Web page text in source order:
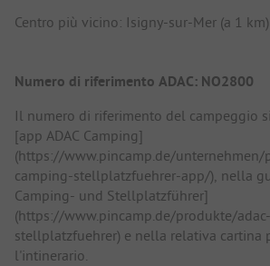
Centro più vicino: Isigny-sur-Mer (a 1 km)
Numero di riferimento ADAC: NO2800
Il numero di riferimento del campeggio
[app ADAC Camping]
(https://www.pincamp.de/unternehmen/
camping-stellplatzfuehrer-app/), nella
Camping- und Stellplatzführer]
(https://www.pincamp.de/produkte/
stellplatzfuehrer) e nella relativa cartina
l'intinerario.